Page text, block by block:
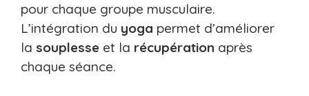
pour chaque groupe musculaire.
L’intégration du yoga permet d’améliorer
la souplesse et la récupération après
chaque séance.